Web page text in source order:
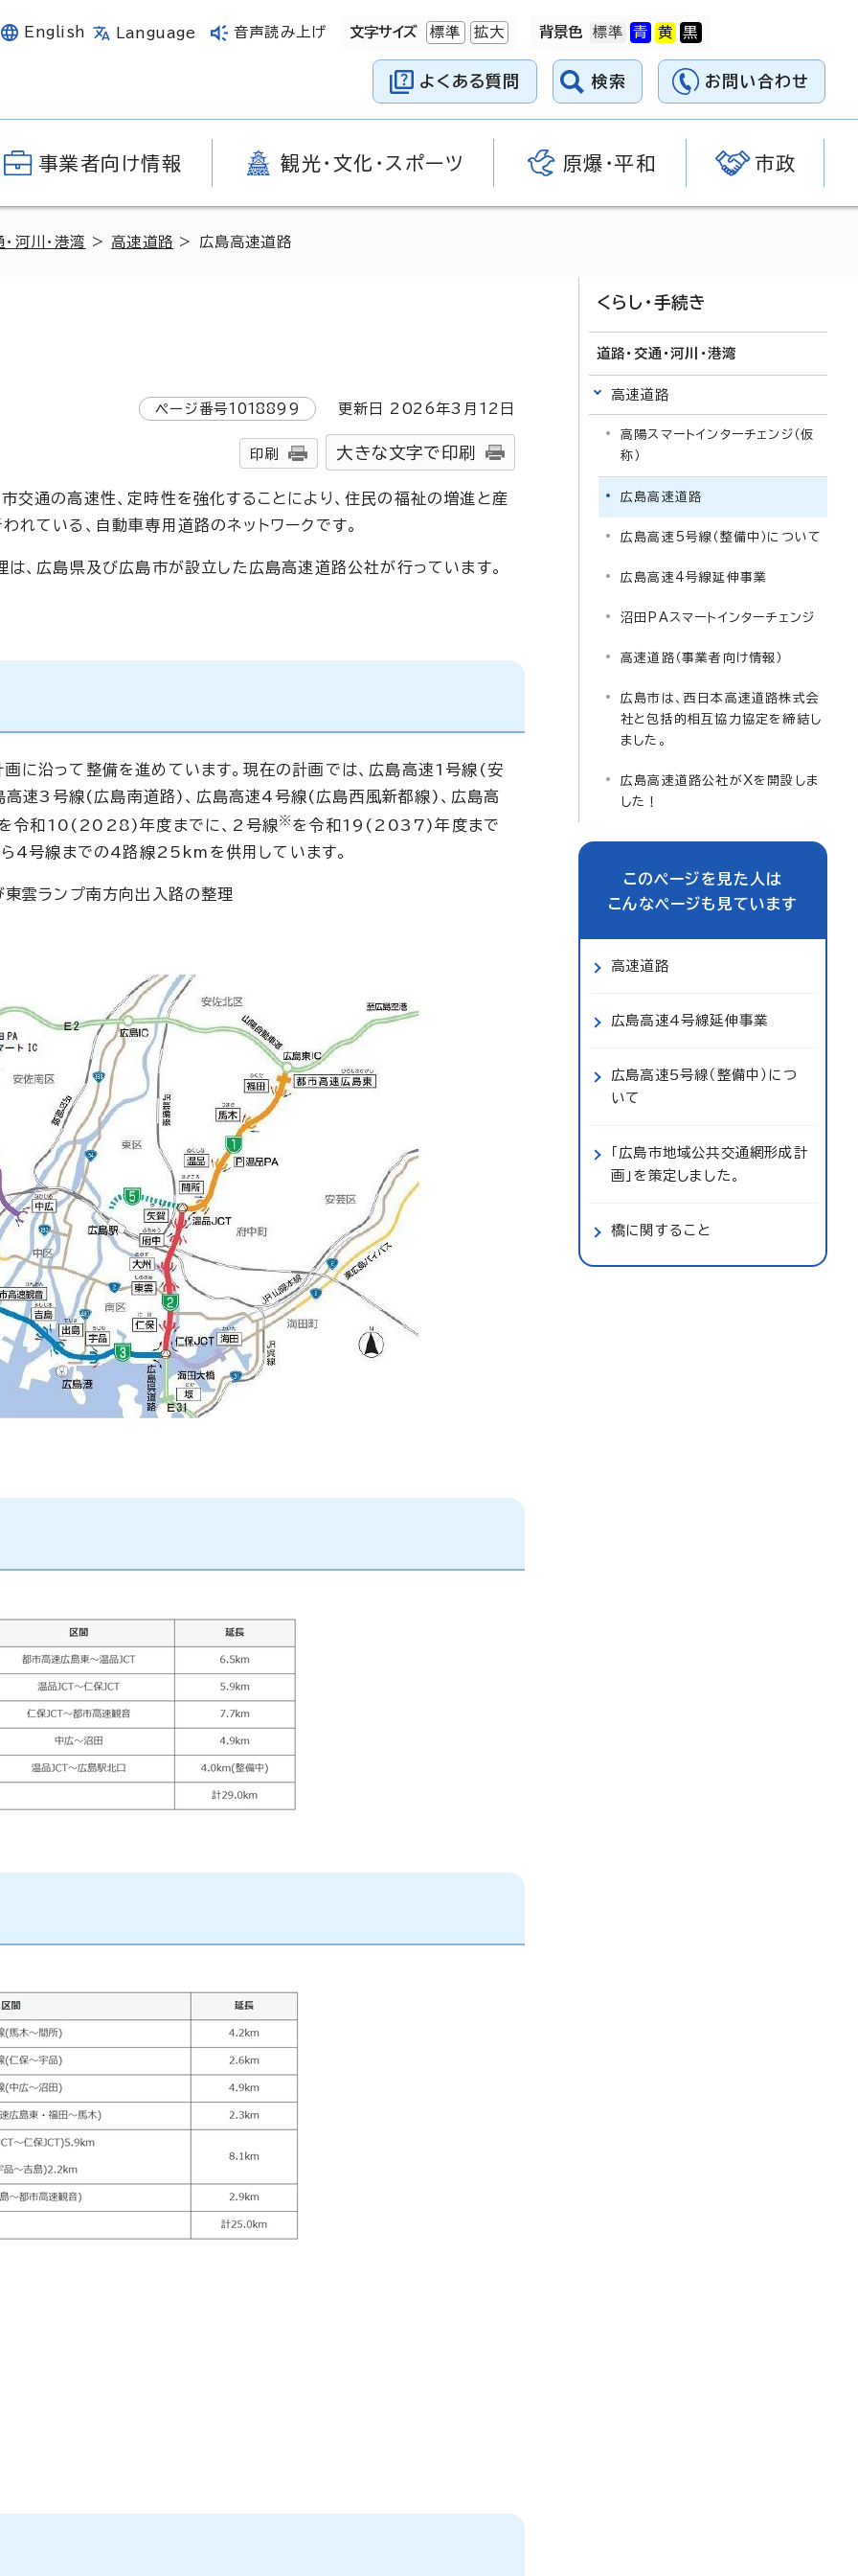
English Language 音声読み上げ 文字サイズ 標準 拡大 背景色
よくある質問 検索 お問い合わせ
事業者向け情報 観光・文化・スポーツ 原爆・平和 市政
河川・港湾 > 高速道路 > 広島高速道路
ページ番号1018899 更新日 2026年3月 12 日
印刷 大きな文字で印刷
交通の高速性、定時性を強化することにより、住民の福祉の増進と産
ている、自動車専用道路のネットワークです。
、広島県及び広島市が設立した広島高速道路公社が行っています。
に沿って整備を進めています。現在の計画では、広島高速1号線(安
速3号線(広島南道路)、広島高速4号線(広島西風新都線)、広島高
令和10(2028)年度までに、2号線※ を令和19(2037)年度まで
ら4号線までの4路線25kmを供用しています。
ランプ南方向出入路の整理
くらし・手続き
道路・交通・河川・港湾
高速道路
高陽スマートインターチェンジ（仮
称）
広島高速道路
広島高速5号線（整備中）について
広島高速4号線延伸事業
沼田PAスマートインターチェンジ
高速道路（事業者向け情報）
広島市は、西日本高速道路株式会
社と包括的相互協力協定を締結し
ました。
広島高速道路公社がXを開設しま
した！
このページを見た人は
こんなページも見ています
高速道路
広島高速4号線延伸事業
広島高速5号線（整備中）につ
いて
「広島市地域公共交通網形成計
画」を策定しました。
橋に関すること